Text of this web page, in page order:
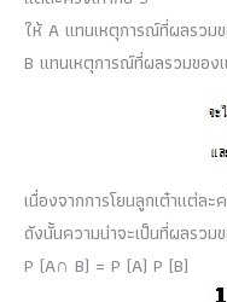
ให้ A แทนเหตุการณ์ที่ผลรวม
B แทนเหตุการณ์ที่ผลรวมของ
เนื่องจากการโยนลูกเต๋าแต่ล
ดังนั้นความน่าจะเป็นที่ผลรวม
P (A∩ B) = P (A) P (B)